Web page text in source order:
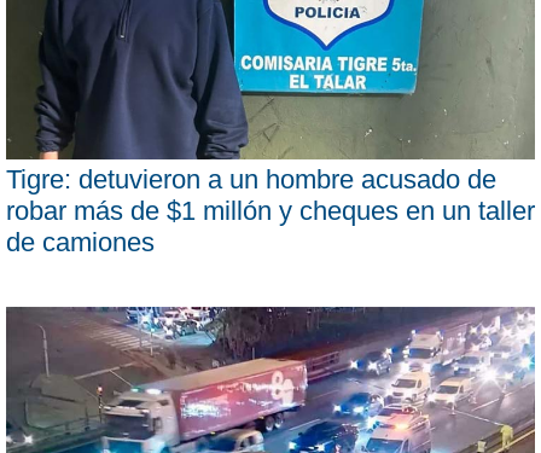
Tigre: detuvieron a un hombre acusado de
robar más de $1 millón y cheques en un taller
de camiones